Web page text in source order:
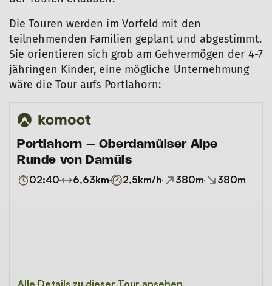
Die Touren werden im Vorfeld mit den
teilnehmenden Familien geplant und abgestimmt.
Sie orientieren sich grob am Gehvermögen der 4-7
jähringen Kinder, eine mögliche Unternehmung
wäre die Tour aufs Portlahorn: